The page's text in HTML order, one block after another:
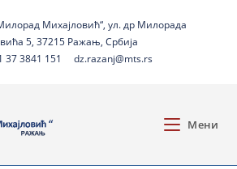
Михајловић“, ул. др Милорада
5, 37215 Ражањ, Србија
37 3841 151
dz.razanj@mts.rs
Мени